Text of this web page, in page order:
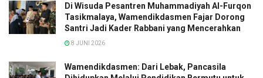
Di Wisuda Pesantren Muhammadiyah Al-Furqon
Tasikmalaya, Wamendikdasmen Fajar Dorong
Santri Jadi Kader Rabbani yang Mencerahkan
8 JUNI 2026
Wamendikdasmen: Dari Lebak, Pancasila